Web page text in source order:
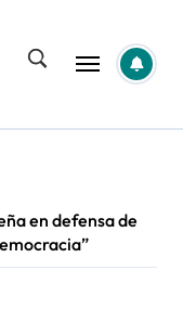
en defensa de